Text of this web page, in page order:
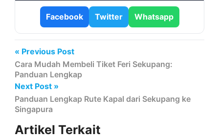
Facebook Twitter Whatsapp
« Previous Post
Cara Mudah Membeli Tiket Feri Sekupang:
Panduan Lengkap
Next Post »
Panduan Lengkap Rute Kapal dari Sekupang ke
Singapura
Artikel Terkait